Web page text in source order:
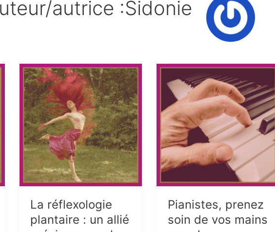
autrice :Sidonie
La réflexologie
plantaire : un allié
Pianistes, prenez
soin de vos mains